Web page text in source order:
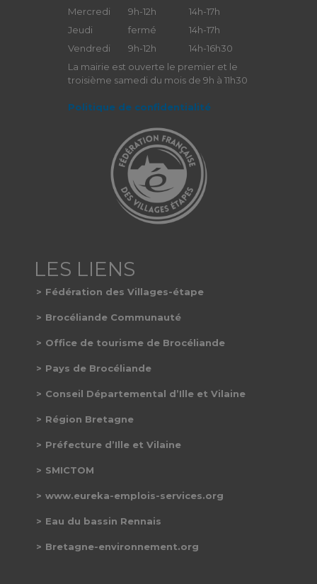
Mercredi
9h-12h
14h-17h
Jeudi
fermé
14h-17h
Vendredi
9h-12h
14h-16h30
La mairie est ouverte le premier et le
troisième samedi du mois de 9h à 11h30
Politique de confidentialité
Fédération des Villages-étape
Brocéliande Communauté
Office de tourisme de Brocéliande
Pays de Brocéliande
Conseil Départemental d’Ille et Vilaine
Région Bretagne
Préfecture d’Ille et Vilaine
SMICTOM
www.eureka-emplois-services.org
Eau du bassin Rennais
Bretagne-environnement.org